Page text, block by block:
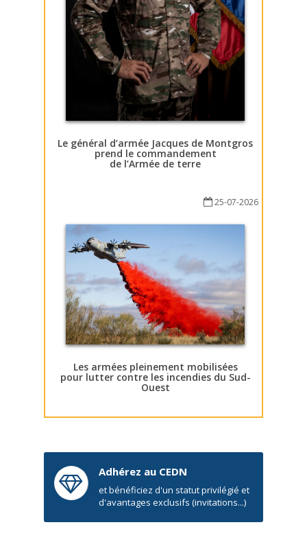
Le général d’armée Jacques de Montgros
prend le commandement
de l’Armée de terre
25-07-2026
Les armées pleinement mobilisées
pour lutter contre les incendies du Sud-
Ouest
Adhérez au CEDN
et bénéficiez d'un statut privilégié et
d'avantages exclusifs (invitations...)